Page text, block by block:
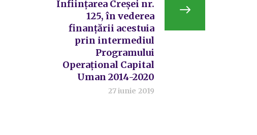
Înființarea Creșei nr.
125, în vederea
finanțării acestuia
prin intermediul
Programului
Operațional Capital
Uman 2014-2020
27 iunie 2019